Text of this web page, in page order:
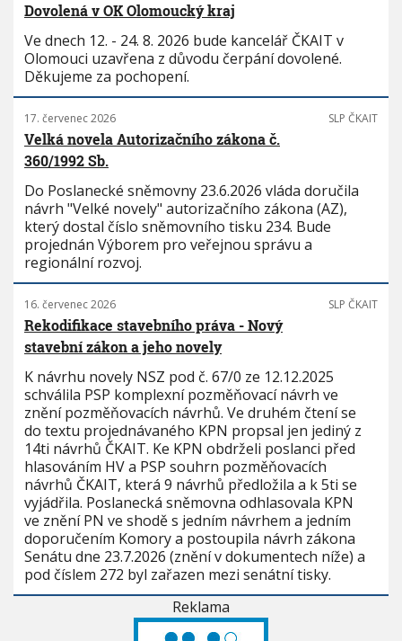
Dovolená v OK Olomoucký kraj
Ve dnech 12. - 24. 8. 2026 bude kancelář ČKAIT v
Olomouci uzavřena z důvodu čerpání dovolené.
Děkujeme za pochopení.
17. červenec 2026 SLP ČKAIT
Velká novela Autorizačního zákona č.
360/1992 Sb.
Do Poslanecké sněmovny 23.6.2026 vláda doručila
návrh "Velké novely" autorizačního zákona (AZ),
který dostal číslo sněmovního tisku 234. Bude
projednán Výborem pro veřejnou správu a
regionální rozvoj.
16. červenec 2026 SLP ČKAIT
Rekodifikace stavebního práva - Nový
stavební zákon a jeho novely
K návrhu novely NSZ pod č. 67/0 ze 12.12.2025
schválila PSP komplexní pozměňovací návrh ve
znění pozměňovacích návrhů. Ve druhém čtení se
do textu projednávaného KPN propsal jen jediný z
14ti návrhů ČKAIT. Ke KPN obdrželi poslanci před
hlasováním HV a PSP souhrn pozměňovacích
návrhů ČKAIT, která 9 návrhů předložila a k 5ti se
vyjádřila. Poslanecká sněmovna odhlasovala KPN
ve znění PN ve shodě s jedním návrhem a jedním
doporučením Komory a postoupila návrh zákona
Senátu dne 23.7.2026 (znění v dokumentech níže) a
pod číslem 272 byl zařazen mezi senátní tisky.
Reklama